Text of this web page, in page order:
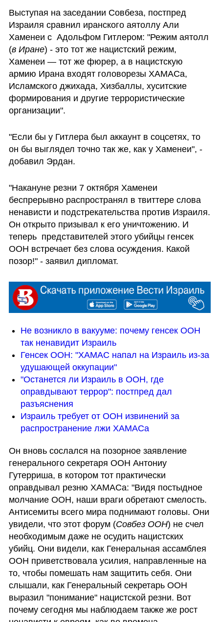
Выступая на заседании Совбеза, постпред
Израиля сравнил иранского аятоллу Али
Хаменеи с  Адольфом Гитлером: "Режим аятолл
(в Иране) - это тот же нацистский режим,
Хаменеи — тот же фюрер, а в нацистскую
армию Ирана входят головорезы ХАМАСа,
Исламского джихада, Хизбаллы, хуситские
формирования и другие террористические
организации".
"Если бы у Гитлера был аккаунт в соцсетях, то
он бы выглядел точно так же, как у Хаменеи", -
добавил Эрдан.
"Накануне резни 7 октября Хаменеи
беспрерывно распространял в твиттере слова
ненависти и подстрекательства против Израиля.
Он открыто призывал к его уничтожению. И
теперь  представителей этого убийцы генсек
ООН встречает без слова осуждения. Какой
позор!" - заявил дипломат.
Не возникло в вакууме: почему генсек ООН
так ненавидит Израиль
Генсек ООН: "ХАМАС напал на Израиль из-за
удушающей оккупации"
"Останется ли Израиль в ООН, где
оправдывают террор": постпред дал
разъяснения
Израиль требует от ООН извинений за
распространение лжи ХАМАСа
Он вновь сослался на позорное заявление
генерального секретаря ООН Антониу
Гутерриша, в котором тот практически
оправдывал резню ХАМАСа: "Видя постыдное
молчание ООН, наши враги обретают смелость.
Антисемиты всего мира поднимают головы. Они
увидели, что этот форум (Совбез ООН) не счел
необходимым даже не осудить нацистских
убийц. Они видели, как Генеральная ассамблея
ООН приветствовала усилия, направленные на
то, чтобы помешать нам защитить себя. Они
слышали, как Генеральный секретарь ООН
выразил "понимание" нацистской резни. Вот
почему сегодня мы наблюдаем также же рост